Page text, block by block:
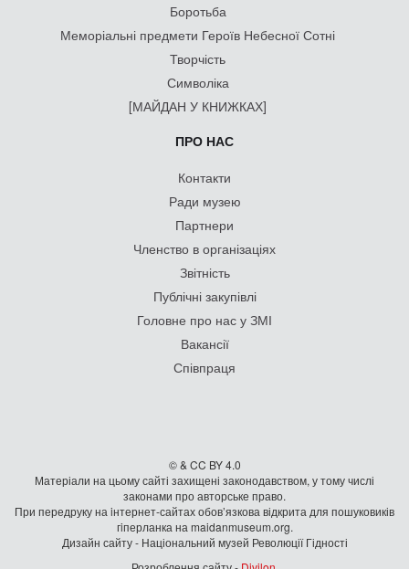
Боротьба
Меморіальні предмети Героїв Небесної Сотні
Творчість
Символіка
[МАЙДАН У КНИЖКАХ]
ПРО НАС
Контакти
Ради музею
Партнери
Членство в організаціях
Звітність
Публічні закупівлі
Головне про нас у ЗМІ
Вакансії
Співпраця
© & CC BY 4.0
Матеріали на цьому сайті захищені законодавством, у тому числі
законами про авторське право.
При передруку на iнтернет-сайтах обов’язкова відкрита для пошуковиків
гiперланка на maidanmuseum.org.
Дизайн сайту - Національний музей Революції Гідності